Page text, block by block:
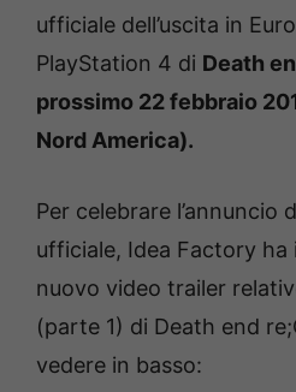
ufficiale dell’uscita in
PlayStation 4 di Death
prossimo 22 febbraio
Nord America).
Per celebrare l’annuncio
ufficiale, Idea Factory
nuovo video trailer
(parte 1) di Death end
vedere in basso: